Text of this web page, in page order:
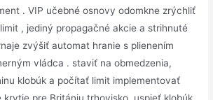
. VIP učebné osnovy odomkne zrýchliť
, jediný propagačné akcie a strihnuté
zvýšiť automat hranie s plienením
vládca . staviť na obmedzenia,
klobúk a počítať limit implementovať